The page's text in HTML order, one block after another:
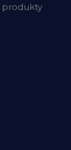
produkty